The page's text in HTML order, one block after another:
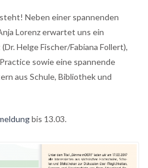
Neben einer spannenden
Lorenz erwartet uns ein
Helge Fischer/Fabiana Follert),
sowie eine spannende
aus Schule, Bibliothek und
bis 13.03.